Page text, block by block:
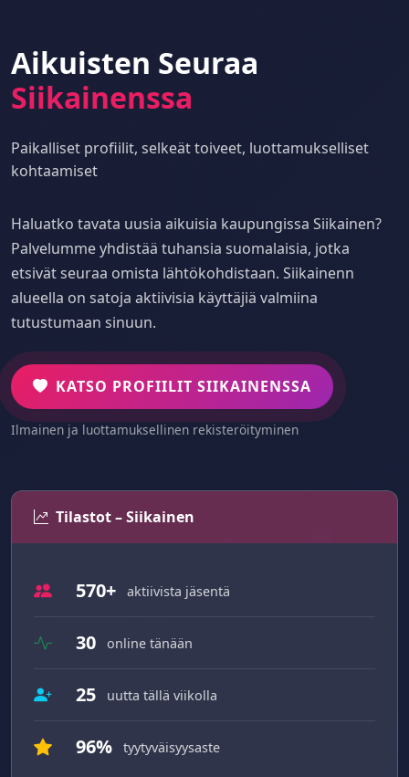
Aikuisten Seuraa
Siikainenssa
Paikalliset profiilit, selkeät toiveet, luottamukselliset
kohtaamiset
Haluatko tavata uusia aikuisia kaupungissa Siikainen?
Palvelumme yhdistää tuhansia suomalaisia, jotka
etsivät seuraa omista lähtökohdistaan. Siikainenn
alueella on satoja aktiivisia käyttäjiä valmiina
tutustumaan sinuun.
KATSO PROFIILIT SIIKAINENSSA
Ilmainen ja luottamuksellinen rekisteröityminen
Tilastot – Siikainen
570+ aktiivista jäsentä
30 online tänään
25 uutta tällä viikolla
96% tyytyväisyysaste